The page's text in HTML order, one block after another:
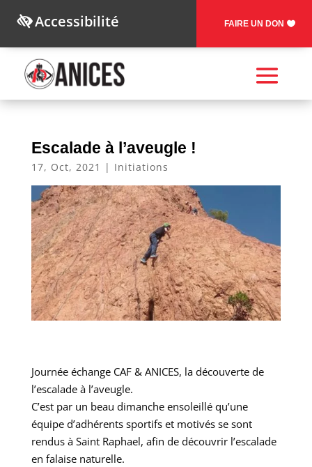
Accessibilité FAIRE UN DON
Escalade à l’aveugle !
17, Oct, 2021 | Initiations
Journée échange CAF & ANICES, la découverte de
l’escalade à l’aveugle.
C’est par un beau dimanche ensoleillé qu’une
équipe d’adhérents sportifs et motivés se sont
rendus à Saint Raphael, afin de découvrir l’escalade
en falaise naturelle.